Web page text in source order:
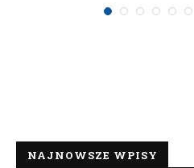
NAJNOWSZE WPISY